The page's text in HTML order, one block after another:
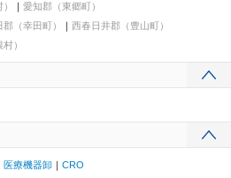
愛知郡（東郷町）
郡（幸田町）
西春日井郡（豊山町）
）
医療機器卸
CRO